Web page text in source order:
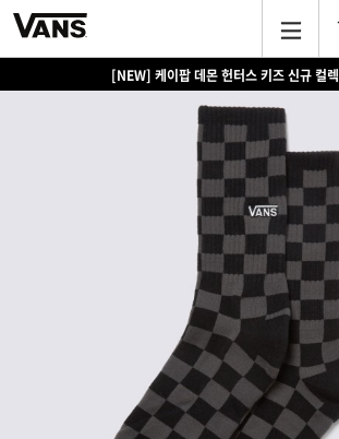
[NEW] 케이팝 데몬 헌터스 키즈 신규 컬